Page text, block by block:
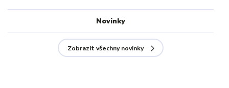
Novinky
Zobrazit všechny novinky